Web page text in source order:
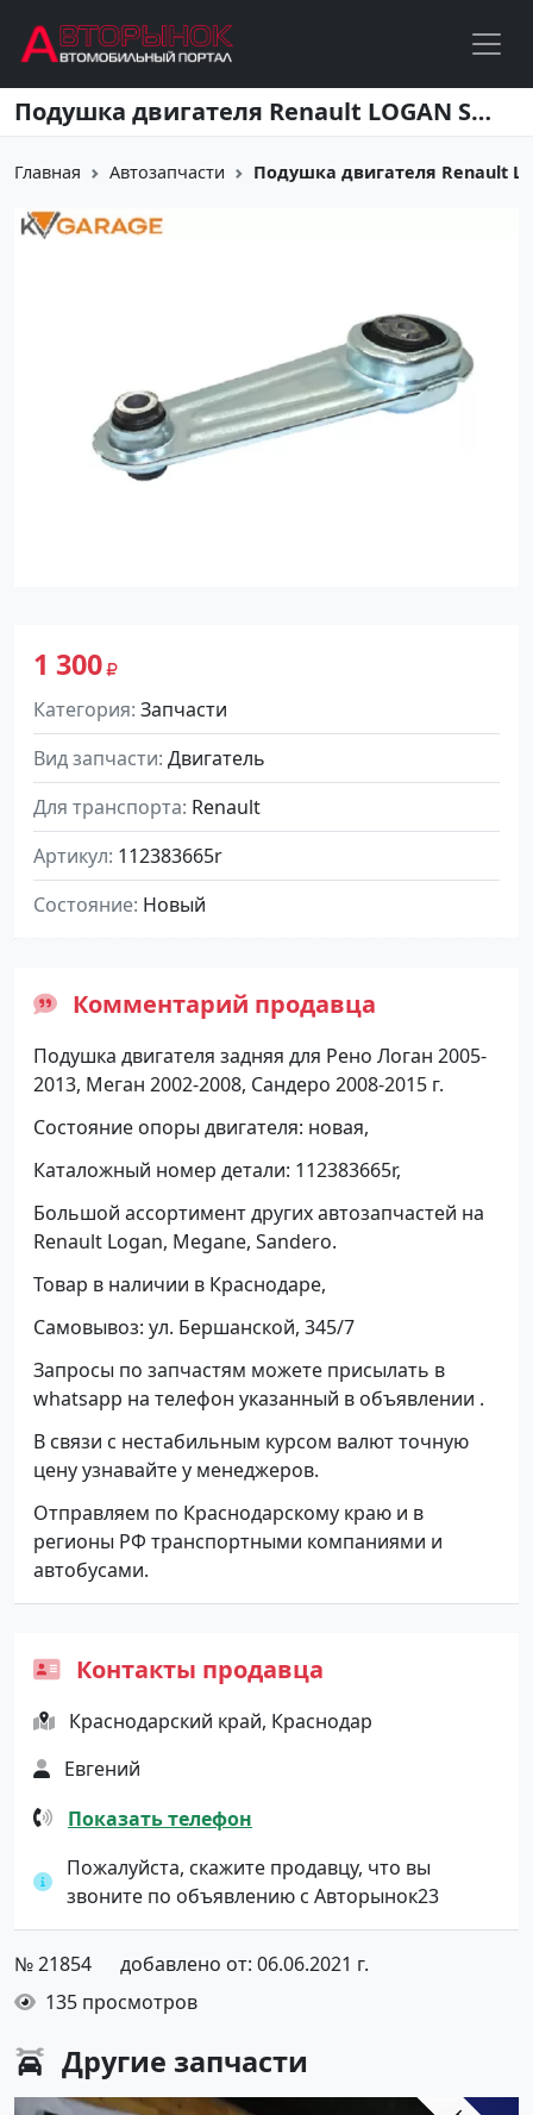
Перейти к основному содержанию Подушка двигателя Renault LOGAN SANDERO MEGANE задняя Краснодар
Главная Автозапчасти Подушка двигателя Renault
1 300
Категория Запчасти
Вид запчасти Двигатель
Для транспорта Renault
Артикул 112383665r
Состояние Новый
Комментарий продавца
Подушка двигателя задняя для Рено Логан 2005-
2013, Меган 2002-2008, Сандеро 2008-2015 г.
Состояние опоры двигателя: новая,
Каталожный номер детали: 112383665r,
Большой ассортимент других автозапчастей на
Renault Logan, Megane, Sandero.
Товар в наличии в Краснодаре,
Самовывоз: ул. Бершанской, 345/7
Запросы по запчастям можете присылать в
whatsapp на телефон указанный в объявлении .
В связи с нестабильным курсом валют точную
цену узнавайте у менеджеров.
Отправляем по Краснодарскому краю и в
регионы РФ транспортными компаниями и
автобусами.
Контакты продавца
Краснодарский край, Краснодар
Евгений
Показать телефон
Пожалуйста, скажите продавцу, что вы
звоните по объявлению с Авторынок23
№ 21854
добавлено от: 06.06.2021 г.
135 просмотров
Другие запчасти